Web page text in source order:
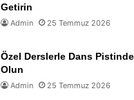
Getirin
Admin 25 Temmuz 2026
Özel Derslerle Dans
Olun
Admin 25 Temmuz 2026